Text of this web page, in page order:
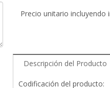
Precio unitario incluyendo
Descripción del Producto
Codificación del producto: